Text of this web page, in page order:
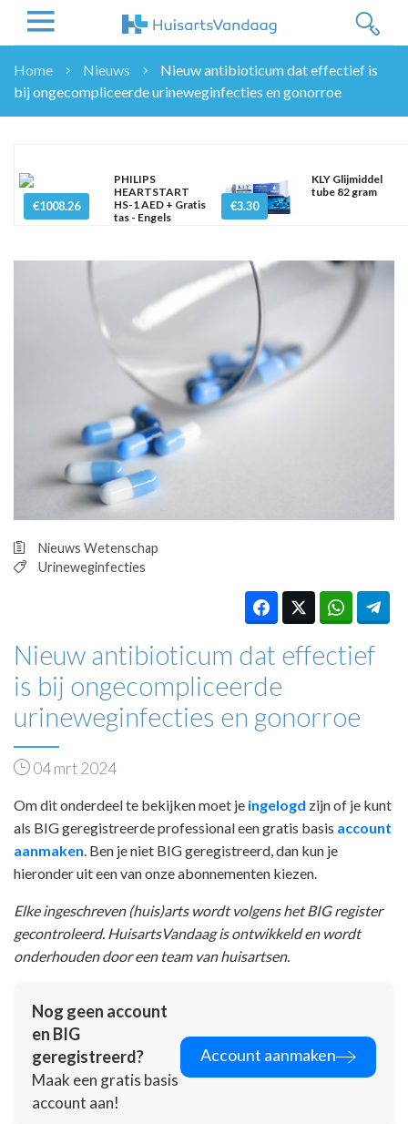
NIEUWS
WETENSCHAP
ZORGVERZEKERAARS
NASCHOLINGEN
ENQUÊTES
NHG
LHV
OPINIE
HUISARTSENPOST
PRAKTIJKZAKEN
TARIEVEN
VPHUISARTSEN
MEDISCHE VAKHANDEL
REGISTRATIE
Home Nieuws
Nieuw antibioticum dat effectief is
bij ongecompliceerde urineweginfecties en gonorroe
€1008.26
PHILIPS
HEARTSTART
HS-1 AED + Gratis
tas - Engels
€3.30
KLY Glijmiddel
tube 82 gram
Nieuws Wetenschap
Urineweginfecties
Nieuw antibioticum dat effectief
is bij ongecompliceerde
urineweginfecties en gonorroe
04 mrt 2024
Om dit onderdeel te bekijken moet je ingelogd zijn of je kunt
als BIG geregistreerde professional een gratis basis account
aanmaken . Ben je niet BIG geregistreerd, dan kun je
hieronder uit een van onze abonnementen kiezen.
Elke ingeschreven (huis)arts wordt volgens het BIG register
gecontroleerd. HuisartsVandaag is ontwikkeld en wordt
onderhouden door een team van huisartsen.
Nog geen account
en BIG
geregistreerd?
Maak een gratis basis
account aan!
Account aanmaken